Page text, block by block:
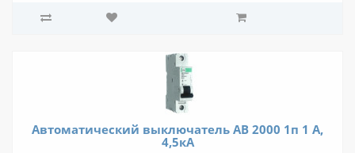
Автоматический выключатель АВ 2000 1п 1 А,
4,5кА